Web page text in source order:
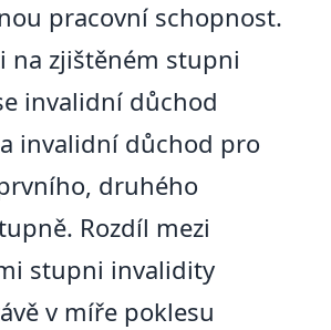
pracovní schopnost.
na zjištěném stupni
invalidní důchod
invalidní důchod pro
druhého
Rozdíl mezi
stupni invalidity
v míře poklesu